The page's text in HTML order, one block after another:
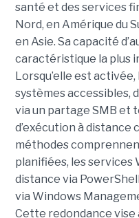
santé et des services
Nord, en Amérique du
en Asie. Sa capacité
caractéristique la plus
Lorsqu’elle est
systèmes accessibles,
via un partage SMB et
d’exécution à distance
méthodes
planifiées, les services
distance via
via Windows
Cette redondance vise